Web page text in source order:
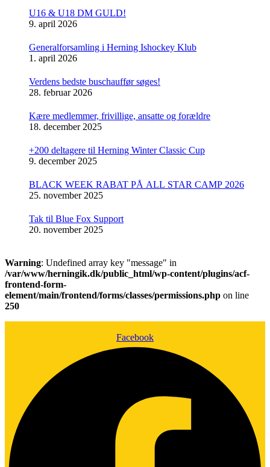
U16 & U18 DM GULD!
9. april 2026
Generalforsamling i Herning Ishockey Klub
1. april 2026
Verdens bedste buschauffør søges!
28. februar 2026
Kære medlemmer, frivillige, ansatte og forældre
18. december 2025
+200 deltagere til Herning Winter Classic Cup
9. december 2025
BLACK WEEK RABAT PÅ ALL STAR CAMP 2026
25. november 2025
Tak til Blue Fox Support
20. november 2025
Warning: Undefined array key "message" in
/var/www/herningik.dk/public_html/wp-content/plugins/acf-
frontend-form-
element/main/frontend/forms/classes/permissions.php on line
250
Facebook